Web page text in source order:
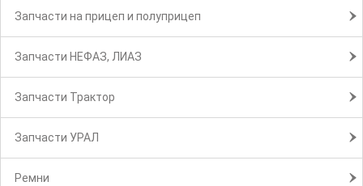
Запчасти на прицеп и полуприцеп
Запчасти НЕФАЗ, ЛИАЗ
Запчасти Трактор
Запчасти УРАЛ
Ремни